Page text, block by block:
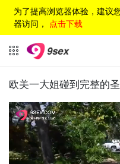
为了提高浏览器体验，建议
器访问， 点击下载
欧美一大姐碰到完整的